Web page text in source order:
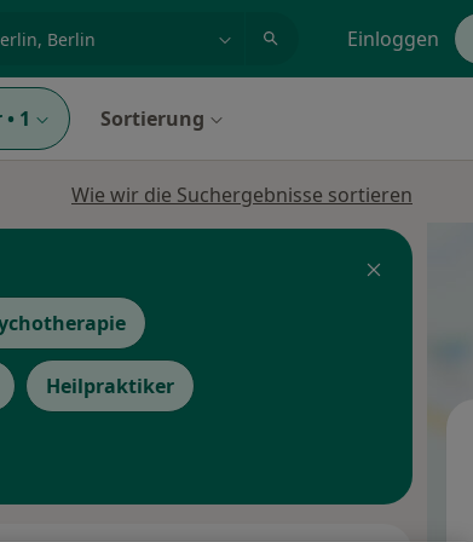
Einloggen
• 1 Sortierung
Wie wir die Suchergebnisse sortieren
Heilpraktiker